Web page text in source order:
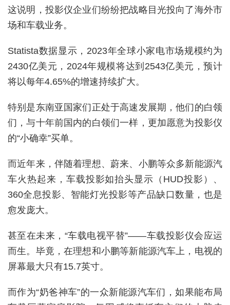
这说明，投影仪企业们纷纷把战略目光投向了海外市
场和车载业务。
Statista数据显示，2023年全球小家电市场规模约为
2430亿美元，2024年规模将达到2543亿美元，预计
将以每年4.65%的增速持续扩大。
特别是东南亚国家们正处于高速发展期，他们的白领
们，与十年前国内的白领们一样，更加愿意为投影仪
的“小确幸”买单。
而近年来，伴随着理想、蔚来、小鹏等众多新能源汽
车火热起来，车载投影如抬头显示（HUD投影）、
360全息投影、智能灯光投影等产品缺口数量，也是
愈发庞大。
甚至在未来，“车载电视平替”——车载投影仪会应运
而生。毕竟，在理想和小鹏等新能源汽车上，电视的
屏幕最大只有15.7英寸。
而作为“奶爸神车”的一众新能源汽车们，如果能布局